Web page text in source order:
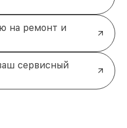
на ремонт и
сервисный